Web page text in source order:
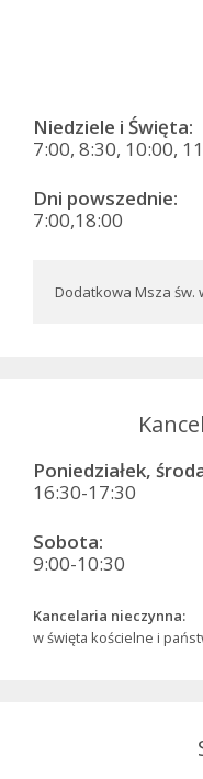
Niedziele i Święta:
7:00, 8:30, 10:00,
Dni powszednie:
7:00,18:00
Dodatkowa Msza św.
Poniedziałek,
16:30-17:30
Sobota:
9:00-10:30
Kancelaria nieczynna:
w święta kościelne i